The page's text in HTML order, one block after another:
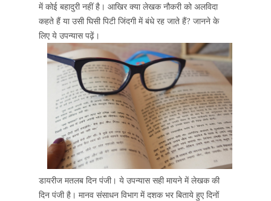
में कोई बहादुरी नहीं है। आखिर क्या लेखक नौकरी को अलविदा
कहते हैं या उसी घिसी पिटी जिंदगी में बंधे रह जाते हैं? जानने के
लिए ये उपन्यास पढ़ें।
डायरीज मतलब दिन पंजी। ये उपन्यास सही मायने में लेखक की
दिन पंजी है। मानव संसाधन विभाग में दशक भर बिताये हुए दिनों